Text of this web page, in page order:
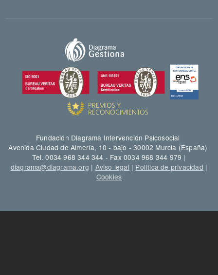
Fundación Diagrama Intervención Psicosocial
Avenida Ciudad de Almería, 10 - bajo - 30002 Murcia (España)
Tel. 0034 968 344 344 - Fax 0034 968 344 979 |
diagrama@diagrama.org | Aviso legal | Política de privacidad |
Cookies